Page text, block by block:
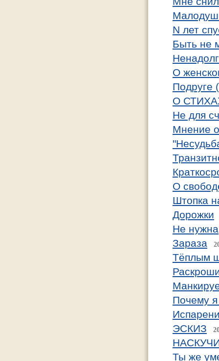
N лет
Быть не
О
Подруге
О
Не для
Мнение
О
Штопка
Дорожки
Не нужна
Зараза
Тёплым
Почему
ЭСКИЗ
Ты же